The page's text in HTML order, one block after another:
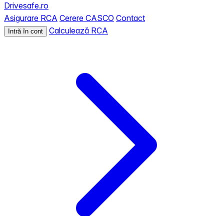
Drivesafe.ro
Asigurare RCA Cerere CASCO Contact
Intră în cont Calculează RCA